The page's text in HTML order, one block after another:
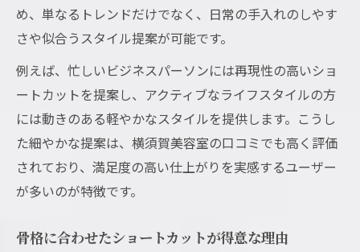
め、単なるトレンドだけでなく、日常の手入れのしやす
さや似合うスタイル提案が可能です。
例えば、忙しいビジネスパーソンには再現性の高いショ
ートカットを提案し、アクティブなライフスタイルの方
には動きのある軽やかなスタイルを提供します。こうし
た細やかな提案は、横須賀美容室の口コミでも高く評価
されており、満足度の高い仕上がりを実感するユーザー
が多いのが特徴です。
骨格に合わせたショートカットが得意な理由